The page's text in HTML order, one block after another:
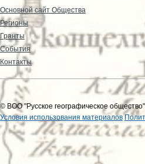
Основной сайт Общества
Регионы
Гранты
События
Контакты
© ВОО "Русское географическое
Условия использования материалов